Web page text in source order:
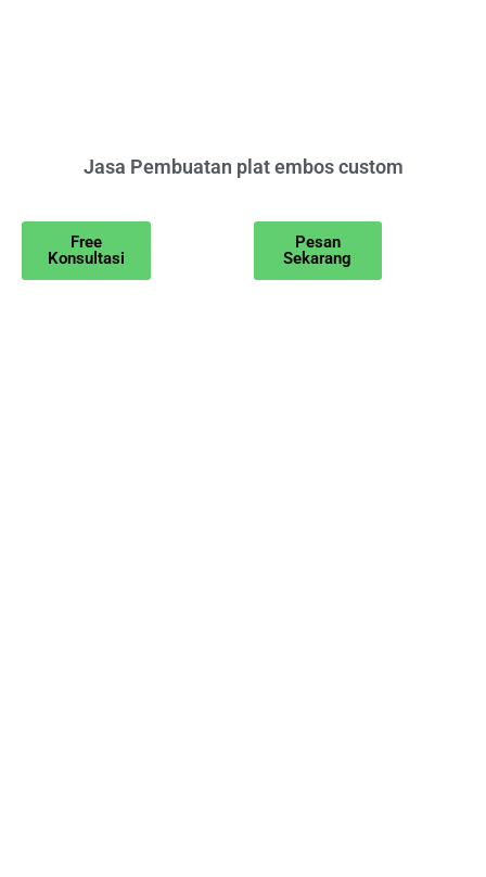
Jasa Pembuatan plat embos custom
Free
Konsultasi
Pesan
Sekarang